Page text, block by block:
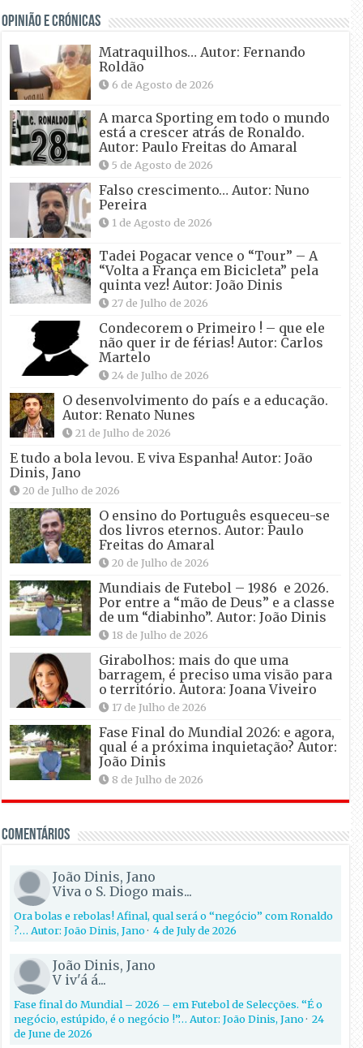
OPINIÃO E CRÓNICAS
Matraquilhos… Autor: Fernando
Roldão
6 de Agosto de 2026
A marca Sporting em todo o mundo
está a crescer atrás de Ronaldo.
Autor: Paulo Freitas do Amaral
5 de Agosto de 2026
Falso crescimento… Autor: Nuno
Pereira
1 de Agosto de 2026
Tadei Pogacar vence o “Tour” – A
“Volta a França em Bicicleta” pela
quinta vez! Autor: João Dinis
27 de Julho de 2026
Condecorem o Primeiro ! – que ele
não quer ir de férias! Autor: Carlos
Martelo
24 de Julho de 2026
O desenvolvimento do país e a educação.
Autor: Renato Nunes
21 de Julho de 2026
E tudo a bola levou. E viva Espanha! Autor: João
Dinis, Jano
20 de Julho de 2026
O ensino do Português esqueceu-se
dos livros eternos. Autor: Paulo
Freitas do Amaral
20 de Julho de 2026
Mundiais de Futebol – 1986 e 2026.
Por entre a “mão de Deus” e a classe
de um “diabinho”. Autor: João Dinis
18 de Julho de 2026
Girabolhos: mais do que uma
barragem, é preciso uma visão para
o território. Autora: Joana Viveiro
17 de Julho de 2026
Fase Final do Mundial 2026: e agora,
qual é a próxima inquietação? Autor:
João Dinis
8 de Julho de 2026
Comentários
João Dinis, Jano
Viva o S. Diogo mais...
Ora bolas e rebolas! Afinal, qual será o “negócio” com Ronaldo
?… Autor: João Dinis, Jano·4 de July de 2026
João Dinis, Jano
V iv'á á...
Fase final do Mundial – 2026 – em Futebol de Selecções. “É o
negócio, estúpido, é o negócio !”… Autor: João Dinis, Jano·24
de June de 2026